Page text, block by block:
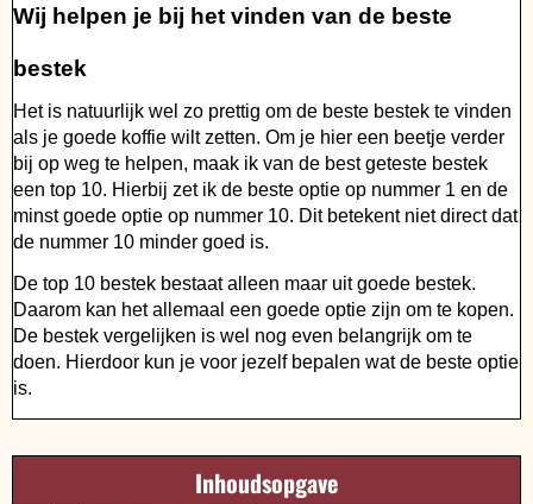
Wij helpen je bij het vinden van de beste
bestek
Het is natuurlijk wel zo prettig om de beste bestek te vinden
als je goede koffie wilt zetten. Om je hier een beetje verder
bij op weg te helpen, maak ik van de best geteste bestek
een top 10. Hierbij zet ik de beste optie op nummer 1 en de
minst goede optie op nummer 10. Dit betekent niet direct dat
de nummer 10 minder goed is.
De top 10 bestek bestaat alleen maar uit goede bestek.
Daarom kan het allemaal een goede optie zijn om te kopen.
De bestek vergelijken is wel nog even belangrijk om te
doen. Hierdoor kun je voor jezelf bepalen wat de beste optie
is.
Inhoudsopgave